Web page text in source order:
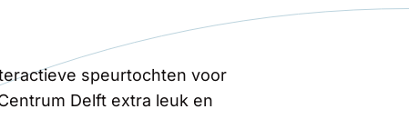
speurtochten voor
Delft extra leuk en